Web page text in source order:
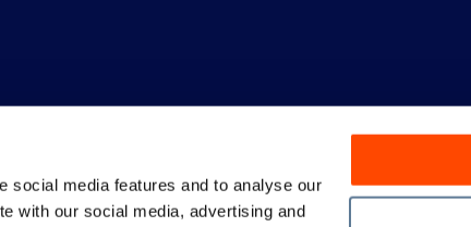
social media features and to analyse our
with our social media, advertising and